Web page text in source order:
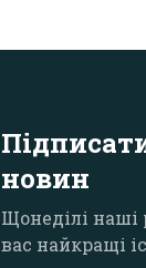
новин
Щонеділі наші
вас найкращі